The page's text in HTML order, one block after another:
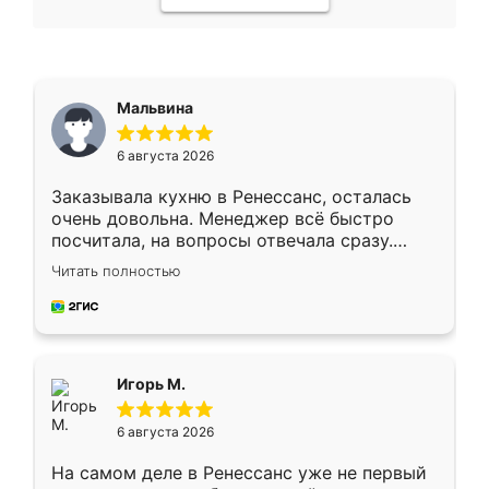
Мальвина
6 августа 2026
Заказывала кухню в Ренессанс, осталась
очень довольна. Менеджер всё быстро
посчитала, на вопросы отвечала сразу.
Замерщик приехал в субботу, подошёл к
делу со всей ответственностью. Собрали
за день, ребята работали аккуратно, даже
Читать полностью
Игорь М.
6 августа 2026
На самом деле в Ренессанс уже не первый